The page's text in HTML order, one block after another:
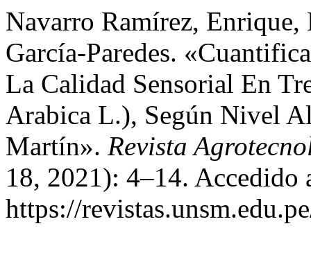
Navarro Ramírez,
García-Paredes.
La Calidad Sensorial En
Arabica L.), Según Nivel
Martín». Revista
18, 2021): 4–14. Accedido
https://